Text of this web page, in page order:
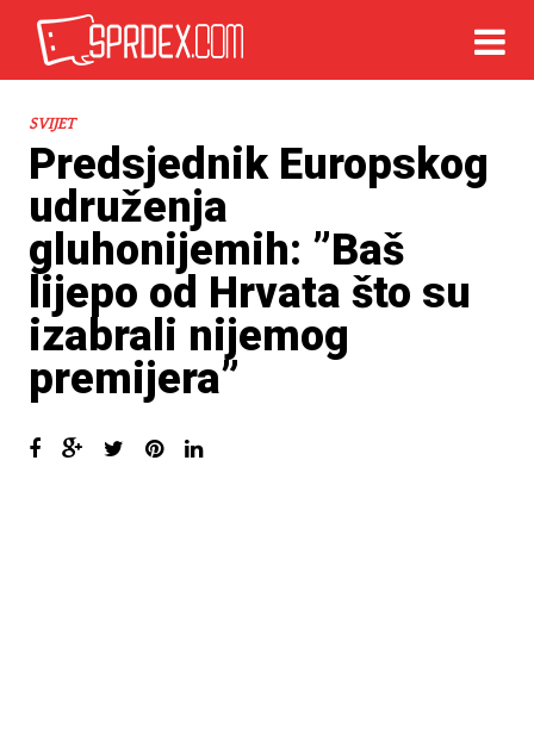
SVIJET
Predsjednik Europskog
udruženja
gluhonijemih: ”Baš
lijepo od Hrvata što su
izabrali nijemog
premijera”